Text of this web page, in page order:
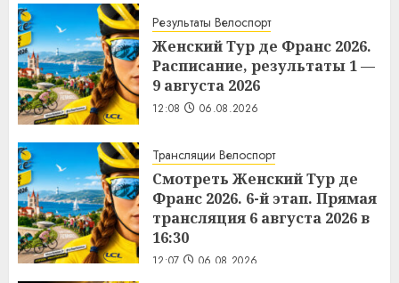
Результаты Велоспорт
Женский Тур де Франс 2026.
Расписание, результаты 1 —
9 августа 2026
12:08 06.08.2026
Трансляции Велоспорт
Смотреть Женский Тур де
Франс 2026. 6-й этап. Прямая
трансляция 6 августа 2026 в
16:30
12:07 06.08.2026